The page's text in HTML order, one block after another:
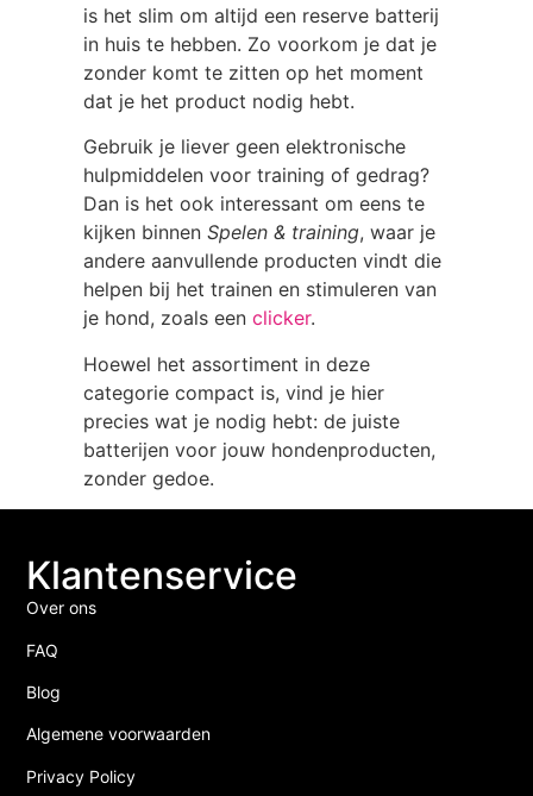
is het slim om altijd een reserve batterij
in huis te hebben. Zo voorkom je dat je
zonder komt te zitten op het moment
dat je het product nodig hebt.
Gebruik je liever geen elektronische
hulpmiddelen voor training of gedrag?
Dan is het ook interessant om eens te
kijken binnen Spelen & training, waar je
andere aanvullende producten vindt die
helpen bij het trainen en stimuleren van
je hond, zoals een clicker.
Hoewel het assortiment in deze
categorie compact is, vind je hier
precies wat je nodig hebt: de juiste
batterijen voor jouw hondenproducten,
zonder gedoe.
Klantenservice
Over ons
FAQ
Blog
Algemene voorwaarden
Privacy Policy